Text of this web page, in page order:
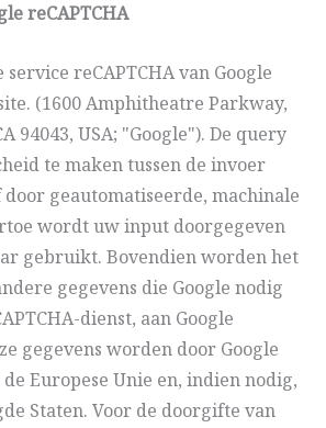
reCAPTCHA
reCAPTCHA van Google
(1600 Amphitheatre Parkway,
94043, USA; "Google"). De query
te maken tussen de invoer
door geautomatiseerde, machinale
wordt uw input doorgegeven
gebruikt. Bovendien worden het
gegevens die Google nodig
dienst, aan Google
gegevens worden door Google
Europese Unie en, indien nodig,
Staten. Voor de doorgifte van